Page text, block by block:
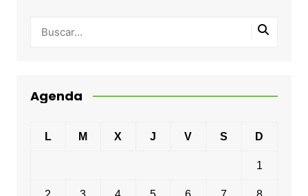
Agenda
L M X J V S D
1